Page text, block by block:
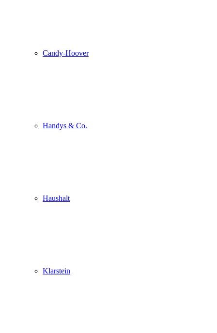
Candy-Hoover
Handys & Co.
Haushalt
Klarstein